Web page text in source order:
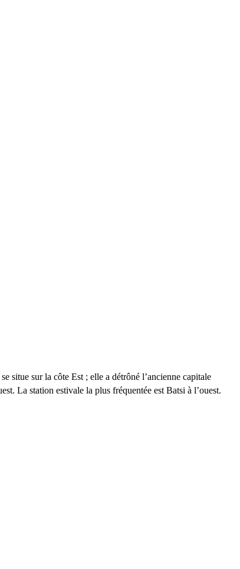
situe sur la côte Est ; elle a détrôné l’ancienne capitale
La station estivale la plus fréquentée est Batsi à l’ouest.